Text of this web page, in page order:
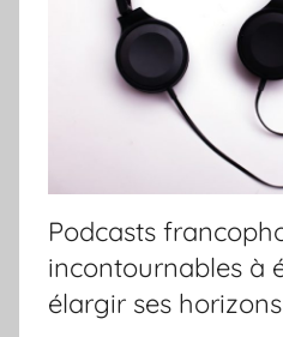
Podcasts
incontournables à
élargir ses